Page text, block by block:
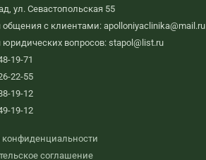
ул. Севастопольская 55
общения с клиентами: apolloniyaclinika@mail.ru
юридических вопросов: stapol@list.ru
19-71
22-55
19-12
19-12
конфиденциальности
соглашение